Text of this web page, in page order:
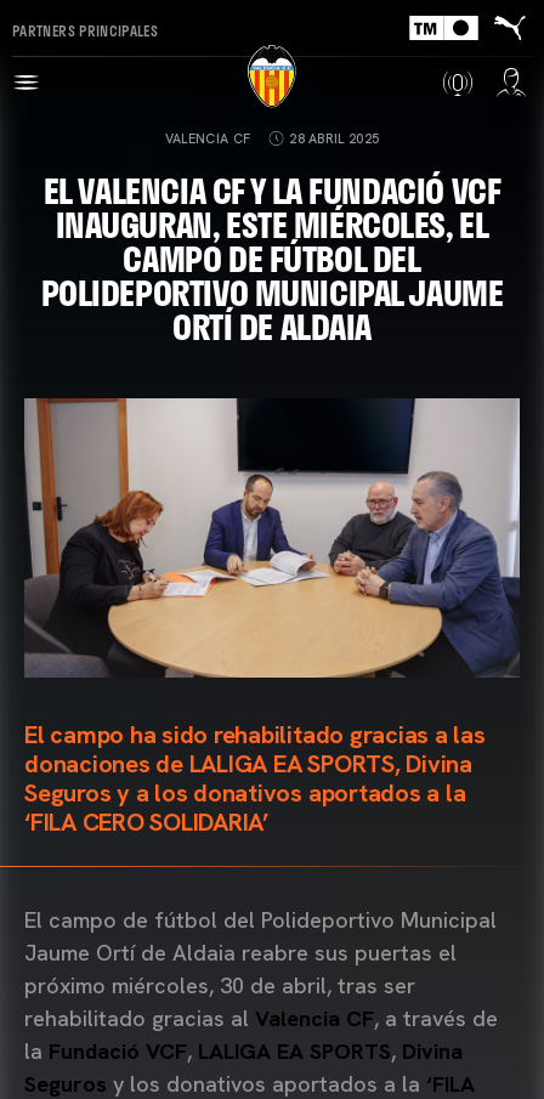
PARTNERS PRINCIPALES
VALENCIA CF 28 ABRIL 2025
EL VALENCIA CF Y LA FUNDACIÓ VCF
INAUGURAN, ESTE MIÉRCOLES, EL
CAMPO DE FÚTBOL DEL
POLIDEPORTIVO MUNICIPAL JAUME
ORTÍ DE ALDAIA
El campo ha sido rehabilitado gracias a las
donaciones de LALIGA EA SPORTS, Divina
Seguros y a los donativos aportados a la
‘FILA CERO SOLIDARIA’
El campo de fútbol del Polideportivo Municipal
Jaume Ortí de Aldaia reabre sus puertas el
próximo miércoles, 30 de abril, tras ser
rehabilitado gracias al Valencia CF, a través de
la Fundació VCF, LALIGA EA SPORTS, Divina
Seguros y los donativos aportados a la ‘FILA